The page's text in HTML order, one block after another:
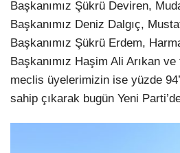
Başkanımız Şükrü Deviren,
Başkanımız Deniz Dalgıç,
Başkanımız Şükrü Erdem,
Başkanımız Haşim Ali Arıkan
meclis üyelerimizin ise yüzde
sahip çıkarak bugün Yeni